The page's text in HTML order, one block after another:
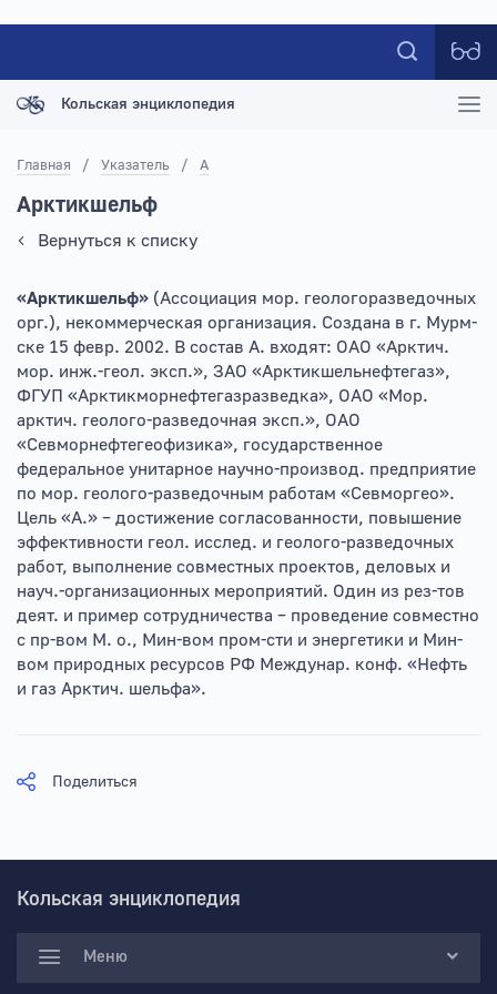
Кольская энциклопедия
Главная / Указатель / А
Арктикшельф
Вернуться к списку
«Арктикшельф» (Ассоциация мор. геологоразведочных
орг.), некоммерческая организация. Создана в г. Мурм-
ске 15 февр. 2002. В состав А. входят: ОАО «Арктич.
мор. инж.-геол. эксп.», ЗАО «Арктикшельнефтегаз»,
ФГУП «Арктикморнефтегазразведка», ОАО «Мор.
арктич. геолого-разведочная эксп.», ОАО
«Севморнефтегеофизика», государственное
федеральное унитарное научно-производ. предприятие
по мор. геолого-разведочным работам «Севморгео».
Цель «А.» – достижение согласованности, повышение
эффективности геол. исслед. и геолого-разведочных
работ, выполнение совместных проектов, деловых и
науч.-организационных мероприятий. Один из рез-тов
деят. и пример сотрудничества – проведение совместно
с пр-вом М. о., Мин-вом пром-сти и энергетики и Мин-
вом природных ресурсов РФ Междунар. конф. «Нефть
и газ Арктич. шельфа».
Поделиться
Кольская энциклопедия
Меню